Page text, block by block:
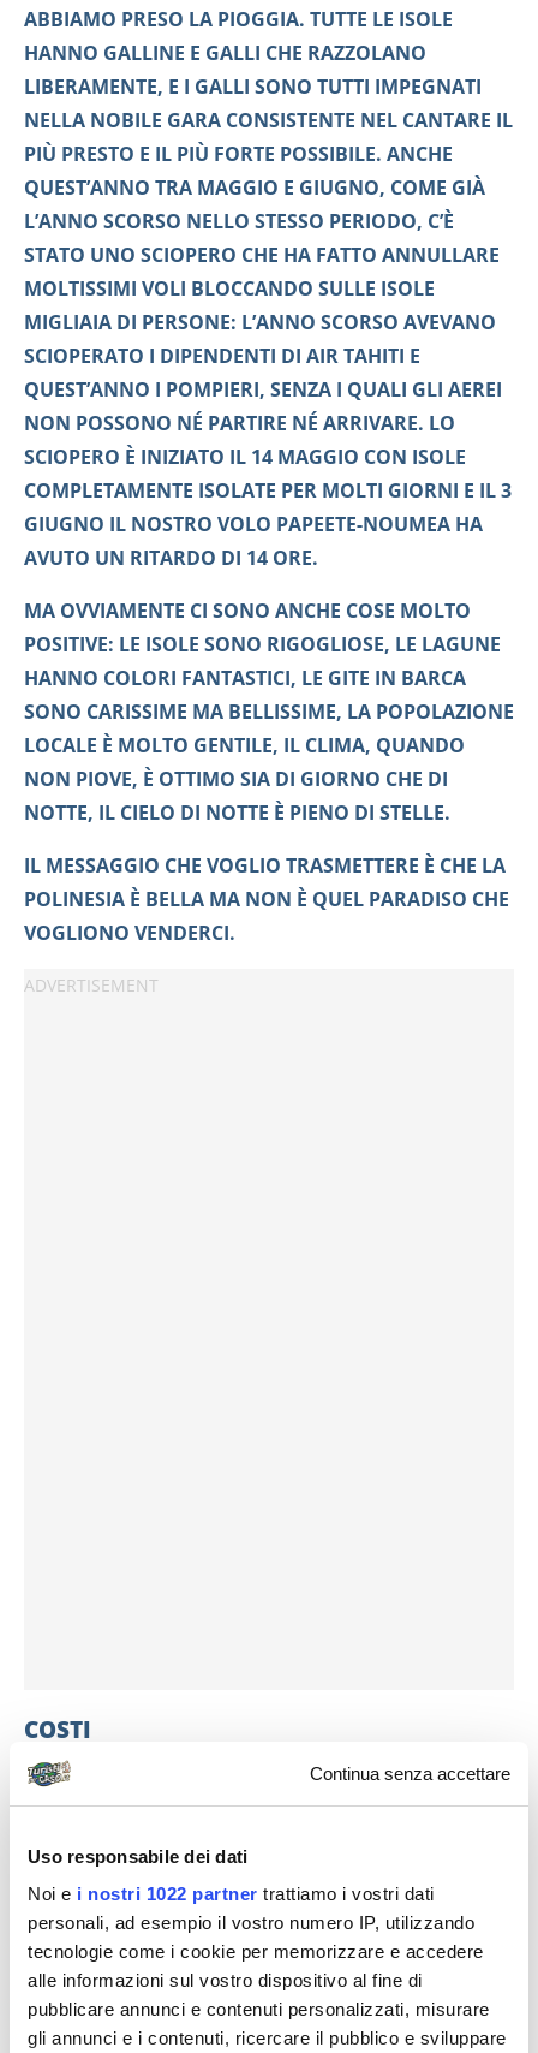
Continua senza accettare
Uso responsabile dei dati
Noi e i nostri 1022 partner trattiamo i vostri dati
personali, ad esempio il vostro numero IP, utilizzando
tecnologie come i cookie per memorizzare e accedere
alle informazioni sul vostro dispositivo al fine di
pubblicare annunci e contenuti personalizzati, misurare
gli annunci e i contenuti, ricercare il pubblico e sviluppare
ABBIAMO PRESO LA PIOGGIA. TUTTE LE ISOLE
HANNO GALLINE E GALLI CHE RAZZOLANO
LIBERAMENTE, E I GALLI SONO TUTTI IMPEGNATI
NELLA NOBILE GARA CONSISTENTE NEL CANTARE IL
PIÙ PRESTO E IL PIÙ FORTE POSSIBILE. ANCHE
QUEST’ANNO TRA MAGGIO E GIUGNO, COME GIÀ
L’ANNO SCORSO NELLO STESSO PERIODO, C’È
STATO UNO SCIOPERO CHE HA FATTO ANNULLARE
MOLTISSIMI VOLI BLOCCANDO SULLE ISOLE
MIGLIAIA DI PERSONE: L’ANNO SCORSO AVEVANO
SCIOPERATO I DIPENDENTI DI AIR TAHITI E
QUEST’ANNO I POMPIERI, SENZA I QUALI GLI AEREI
NON POSSONO NÉ PARTIRE NÉ ARRIVARE. LO
SCIOPERO È INIZIATO IL 14 MAGGIO CON ISOLE
COMPLETAMENTE ISOLATE PER MOLTI GIORNI E IL 3
GIUGNO IL NOSTRO VOLO PAPEETE-NOUMEA HA
AVUTO UN RITARDO DI 14 ORE.
MA OVVIAMENTE CI SONO ANCHE COSE MOLTO
POSITIVE: LE ISOLE SONO RIGOGLIOSE, LE LAGUNE
HANNO COLORI FANTASTICI, LE GITE IN BARCA
SONO CARISSIME MA BELLISSIME, LA POPOLAZIONE
LOCALE È MOLTO GENTILE, IL CLIMA, QUANDO
NON PIOVE, È OTTIMO SIA DI GIORNO CHE DI
NOTTE, IL CIELO DI NOTTE È PIENO DI STELLE.
IL MESSAGGIO CHE VOGLIO TRASMETTERE È CHE LA
POLINESIA È BELLA MA NON È QUEL PARADISO CHE
VOGLIONO VENDERCI.
COSTI
NON CONSIDERANDO LE SPESE RIGUARDANTI I
L’ASSICURAZIONE SANITARIA, LA GUIDA LP, IN
DUE ABBIAMO SPESO CIRCA 4450 EURO, CON LE
SEGUENTI VOCI PRINCIPALI: ALBERGHI 1774, CIBO
783, AIR PASS BORA BORA CON AIR TAHITI 788,
GITE 460, NOLEGGI MOTO/AUTO 221.
ALL’UFFICIO CAMBI DELL’AEROPORTO C’È IL